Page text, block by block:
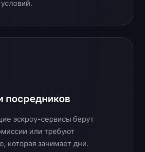
посредников
эскроу-сервисы берут
или требуют
которая занимает дни.